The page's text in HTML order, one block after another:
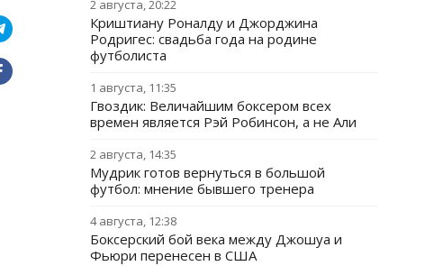
2 августа, 20:22
Криштиану Роналду и Джорджина
Родригес: свадьба года на родине
футболиста
1 августа, 11:35
Гвоздик: Величайшим боксером всех
времен является Рэй Робинсон, а не Али
2 августа, 14:35
Мудрик готов вернуться в большой
футбол: мнение бывшего тренера
4 августа, 12:38
Боксерский бой века между Джошуа и
Фьюри перенесен в США